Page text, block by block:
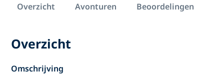
Overzicht Avonturen Beoordelingen
Overzicht
Omschrijving